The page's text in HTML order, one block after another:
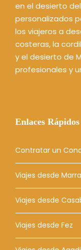
en el desierto
personalizados
los viajeros a
costeras, la
y el desierto de
profesionales y
Enlaces Rápidos
Contratar un
Viajes desde
Viajes desde
Viajes desde Fez